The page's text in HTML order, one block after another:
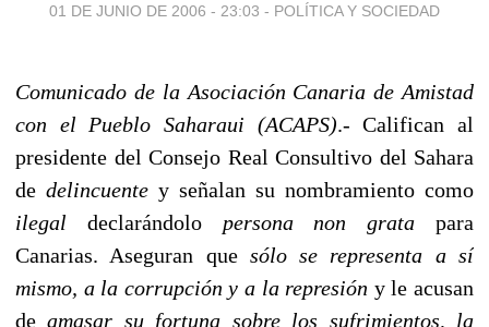
01 DE JUNIO DE 2006 - 23:03 - POLÍTICA Y SOCIEDAD
Comunicado de la Asociación Canaria de Amistad
con el Pueblo Saharaui (ACAPS).- Califican al
presidente del Consejo Real Consultivo del Sahara
de delincuente y señalan su nombramiento como
ilegal declarándolo persona non grata para
Canarias. Aseguran que sólo se representa a sí
mismo, a la corrupción y a la represión y le acusan
deamasar su fortuna sobre los sufrimientos, la